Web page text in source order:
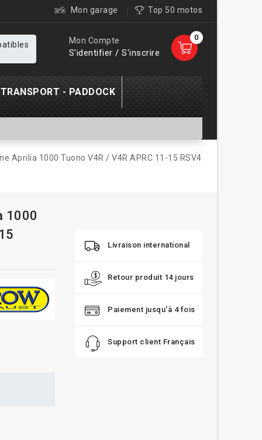
Mon garage Top 50 motos
0
Mon Compte
S'identifier / S'inscrire
TRANSPORT - PADDOCK
Aprilia 1000 Tuono V4R / V4R APRC 11-15 RSV4
1000
Livraison international
Retour produit 14 jours
Paiement jusqu'à 4 fois
Support client Français